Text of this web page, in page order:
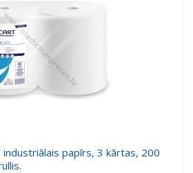
papīrs, 3 kārtas, 200